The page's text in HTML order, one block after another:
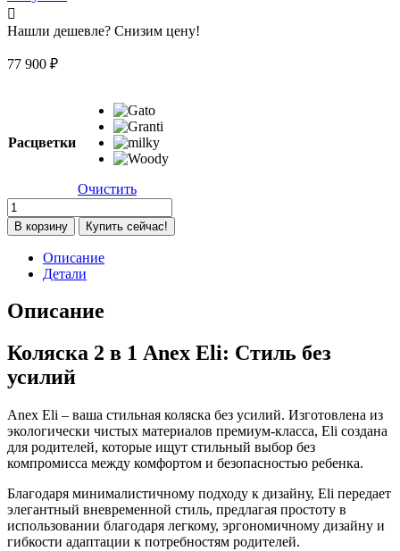
Нашли дешевле? Снизим цену!
77 900 ₽
Расцветки
Очистить
Количество
товара
Коляска
Anex
Eli,
(el-
В корзину Купить сейчас!
Описание
Детали
Описание
Коляска 2 в 1 Anex Eli: Стиль без
усилий
Anex Eli – ваша стильная коляска без усилий. Изготовлена из
экологически чистых материалов премиум-класса, Eli создана
для родителей, которые ищут стильный выбор без
компромисса между комфортом и безопасностью ребенка.
Благодаря минималистичному подходу к дизайну, Eli передает
элегантный вневременной стиль, предлагая простоту в
использовании благодаря легкому, эргономичному дизайну и
гибкости адаптации к потребностям родителей.